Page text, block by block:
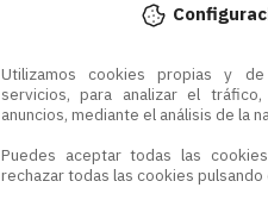
Utilizamos cookies propias y
servicios, para analizar el
anuncios, mediante el análisis de la
Puedes aceptar todas las
rechazar todas las cookies pulsando